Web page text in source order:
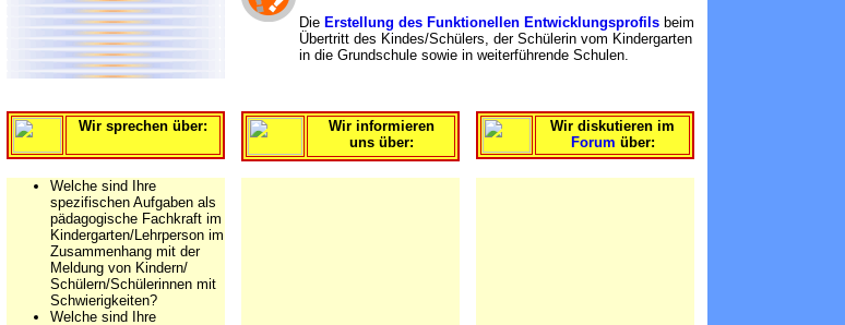
Die Erstellung des Funktionellen Entwicklungsprofils beim
Übertritt des Kindes/Schülers, der Schülerin vom Kindergarten
in die Grundschule sowie in weiterführende Schulen.
Wir sprechen über:
Wir informieren
uns über:
Wir diskutieren im
Forum über:
Welche sind Ihre
spezifischen Aufgaben als
pädagogische Fachkraft im
Kindergarten/Lehrperson im
Zusammenhang mit der
Meldung von Kindern/
Schülern/Schülerinnen mit
Schwierigkeiten?
Welche sind Ihre